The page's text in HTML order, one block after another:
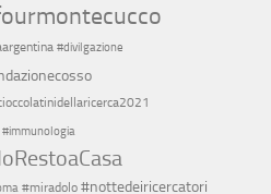
#divilgazione
#immunologia
#miradolo #nottedeiricercatori